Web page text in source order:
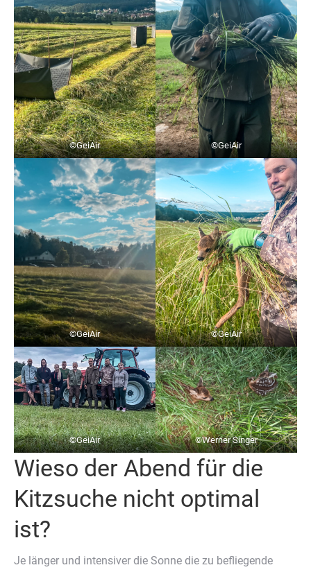
©GeiAir ©GeiAir
©GeiAir ©GeiAir
©GeiAir ©Werner Singer
Wieso der Abend für die
Kitzsuche nicht optimal
ist?
Je länger und intensiver die Sonne die zu befliegende